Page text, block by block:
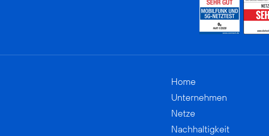
Home
Unternehmen
Netze
Nachhaltigkeit